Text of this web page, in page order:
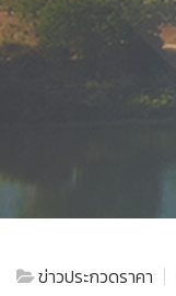
ข่าวประกวดราคา